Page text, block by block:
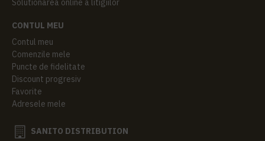
CONTUL MEU
Contul meu
Comenzile mele
Puncte de fidelitate
Discount progresiv
Favorite
Adresele mele
SANITO DISTRIBUTION